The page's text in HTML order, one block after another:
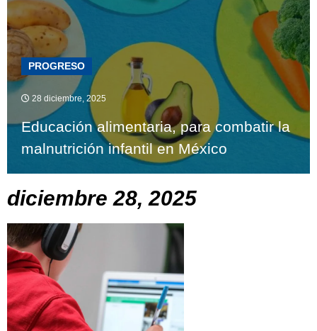
PROGRESO
28 diciembre, 2025
Educación alimentaria, para combatir la
malnutrición infantil en México
diciembre 28, 2025